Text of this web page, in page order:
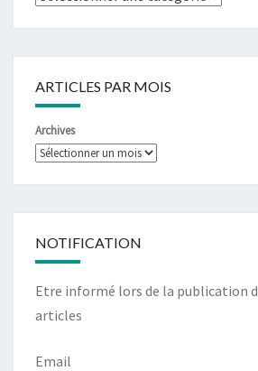
ARTICLES PAR MOIS
Archives
NOTIFICATION
Etre informé lors de la publication
articles
Email